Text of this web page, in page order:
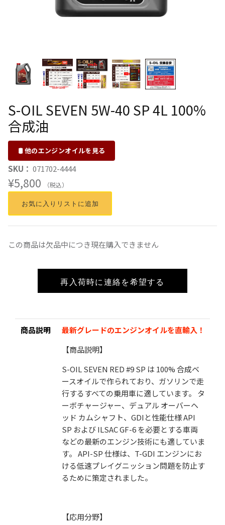
S-OIL SEVEN 5W-40 SP 4L 100%
合成油
🛢 他のエンジンオイルを見る
SKU： 071702-4444
¥5,800 （税込）
お気に入りリストに追加
この商品は欠品中につき現在購入できません
S-OIL SEVEN 5W-40 SP 4L 100%合成油
（税込）
お気に入りに追加
検索
再入荷時に連絡を希望する
商品説明
最新グレードのエンジンオイルを直輸入！
【商品説明】
S-OIL SEVEN RED #9 SP は 100%合成ベ
ースオイルで作られており、ガソリンで走
行するすべての乗用車に適しています。 タ
ーボチャージャー、デュアル オーバーヘ
ッド カムシャフト、 GDI と性能仕様API
SP およびILSAC GF-6を必要とする車両
などの最新のエンジン技術にも適していま
す。 API-SP仕様は、 T-GDI エンジンにお
ける低速プレイグニッション問題を防止す
るために策定されました。
【応用分野】